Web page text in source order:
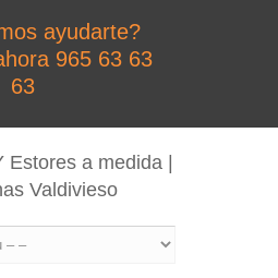
ayudarte?
965 63 63
63